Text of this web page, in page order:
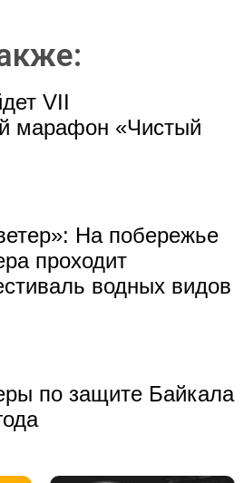
VII
марафон «Чистый
На побережье
проходит
водных видов
по защите Байкала